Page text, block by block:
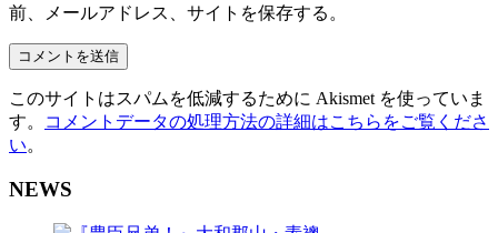
前、メールアドレス、サイトを保存する。
このサイトはスパムを低減するために Akismet を使っていま
す。
コメントデータの処理方法の詳細はこちらをご覧くださ
い。
NEWS